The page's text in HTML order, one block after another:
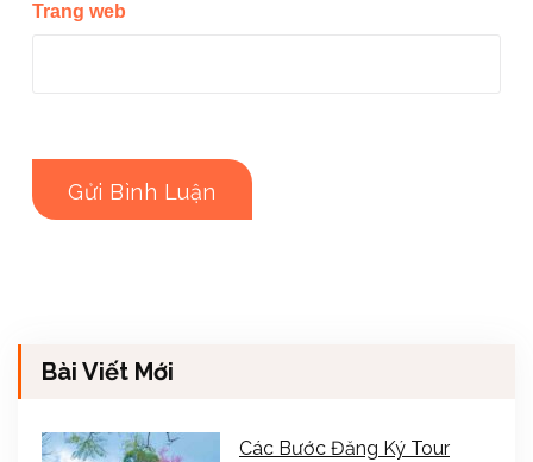
Trang web
Bài Viết Mới
Các Bước Đăng Ký Tour